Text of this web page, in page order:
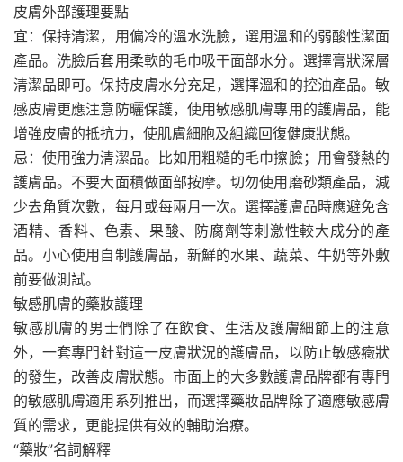
皮膚外部護理要點
宜：保持清潔，用偏冷的溫水洗臉，選用溫和的弱酸性潔面
產品。洗臉后套用柔軟的毛巾吸干面部水分。選擇膏狀深層
清潔品即可。保持皮膚水分充足，選擇溫和的控油產品。敏
感皮膚更應注意防曬保護，使用敏感肌膚專用的護膚品，能
增強皮膚的抵抗力，使肌膚細胞及組織回復健康狀態。
忌：使用強力清潔品。比如用粗糙的毛巾擦臉；用會發熱的
護膚品。不要大面積做面部按摩。切勿使用磨砂類產品，減
少去角質次數，每月或每兩月一次。選擇護膚品時應避免含
酒精、香料、色素、果酸、防腐劑等刺激性較大成分的產
品。小心使用自制護膚品，新鮮的水果、蔬菜、牛奶等外敷
前要做測試。
敏感肌膚的藥妝護理
敏感肌膚的男士們除了在飲食、生活及護膚細節上的注意
外，一套專門針對這一皮膚狀況的護膚品，以防止敏感癥狀
的發生，改善皮膚狀態。市面上的大多數護膚品牌都有專門
的敏感肌膚適用系列推出，而選擇藥妝品牌除了適應敏感膚
質的需求，更能提供有效的輔助治療。
“藥妝”名詞解釋